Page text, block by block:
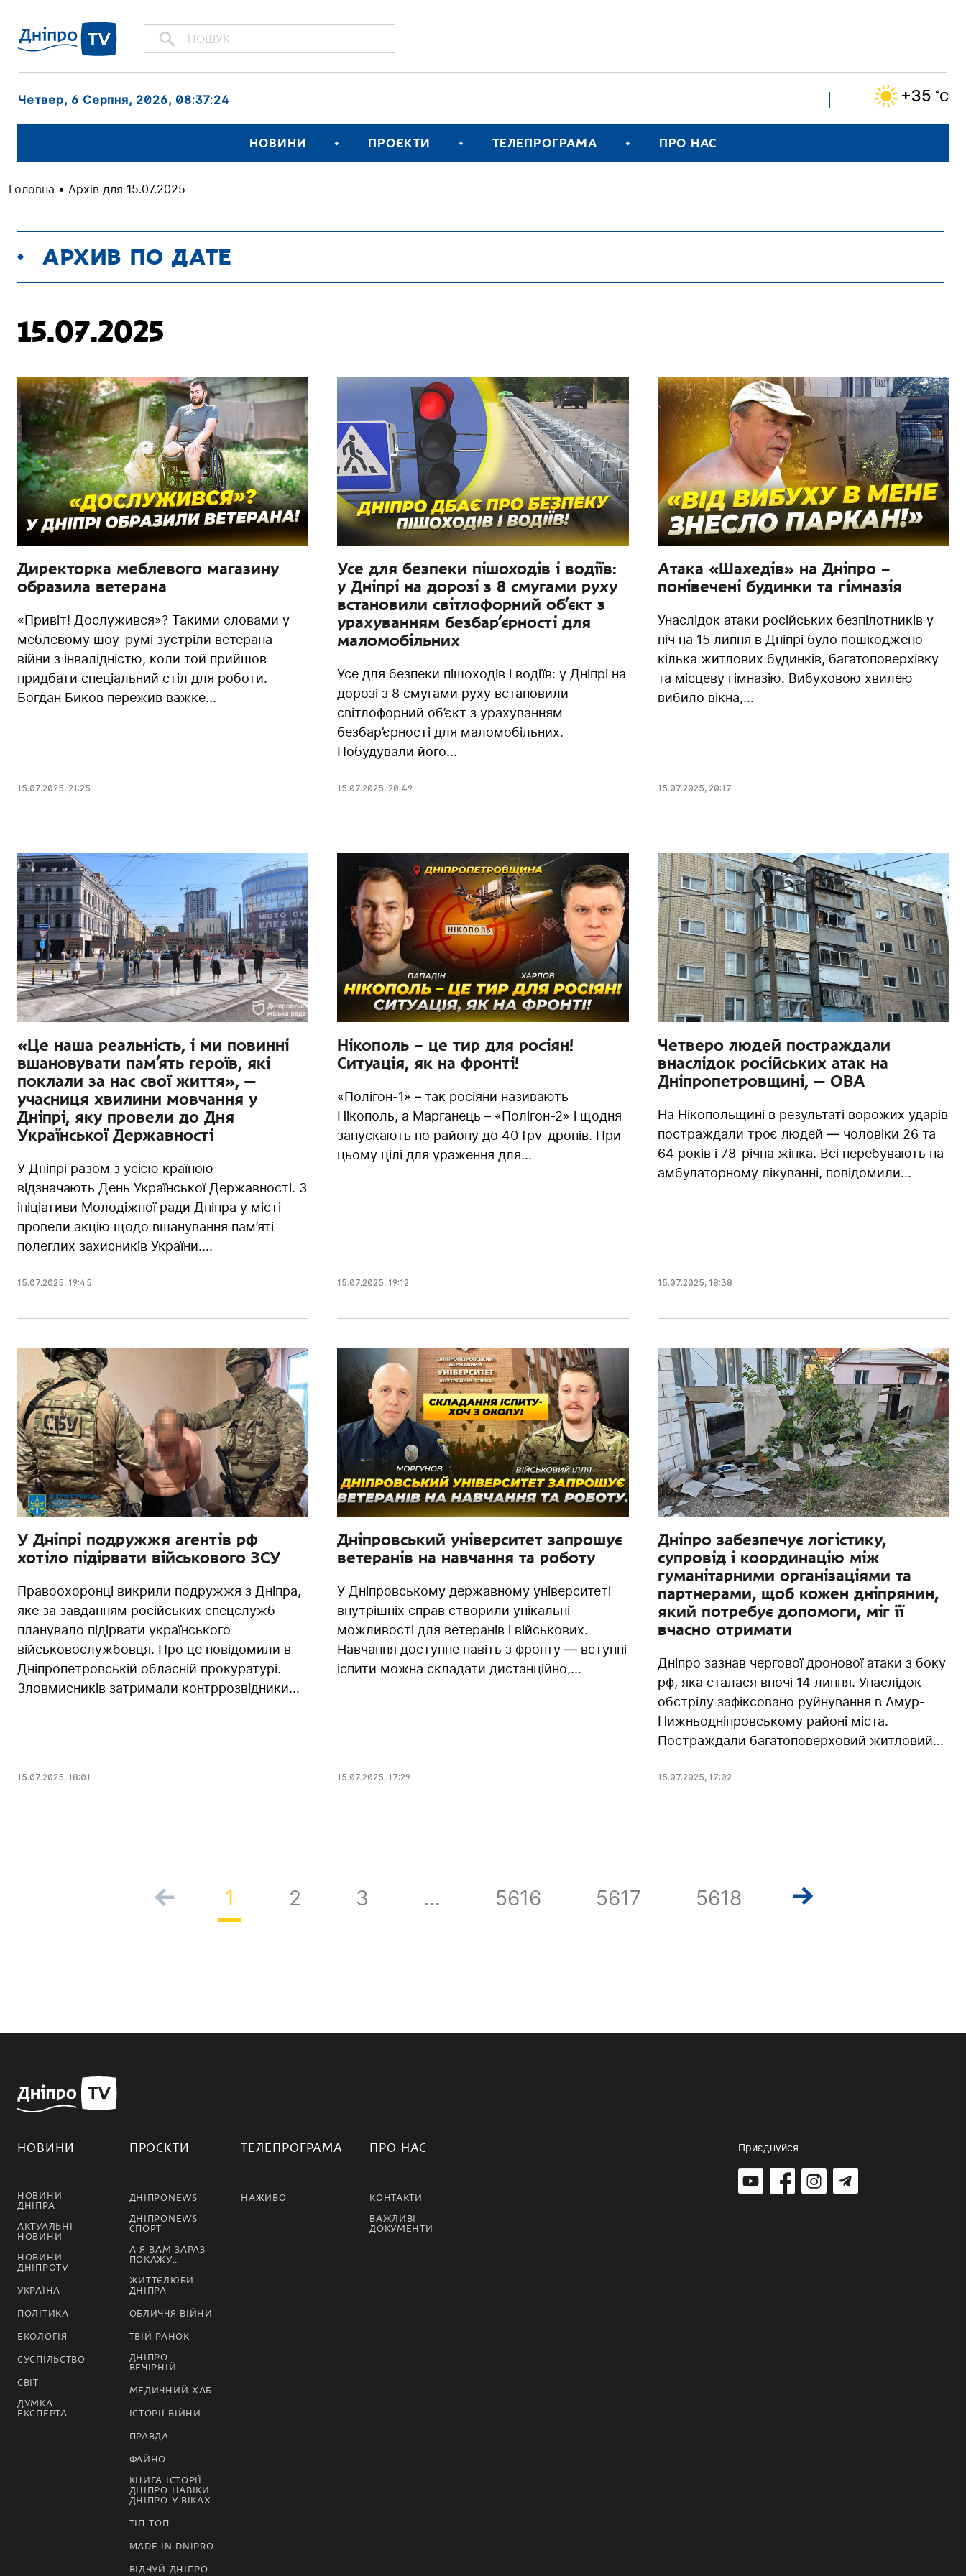
Четвер, 6 Серпня, 2026, 08:37:25 +35 ˚C
НОВИНИ ПРОЄКТИ ТЕЛЕПРОГРАМА ПРО НАС
Головна • Архів для 15.07.2025
АРХИВ ПО ДАТЕ
15.07.2025
Директорка меблевого магазину
образила ветерана
«Привіт! Дослужився»? Такими словами у
меблевому шоу-румі зустріли ветерана
війни з інвалідністю, коли той прийшов
придбати спеціальний стіл для роботи.
Богдан Биков пережив важке...
15.07.2025, 21:25
Усе для безпеки пішоходів і водіїв:
у Дніпрі на дорозі з 8 смугами руху
встановили світлофорний об’єкт з
урахуванням безбар’єрності для
маломобільних
Усе для безпеки пішоходів і водіїв: у Дніпрі на
дорозі з 8 смугами руху встановили
світлофорний об’єкт з урахуванням
безбар’єрності для маломобільних.
Побудували його...
15.07.2025, 20:49
Атака «Шахедів» на Дніпро –
понівечені будинки та гімназія
Унаслідок атаки російських безпілотників у
ніч на 15 липня в Дніпрі було пошкоджено
кілька житлових будинків, багатоповерхівку
та місцеву гімназію. Вибуховою хвилею
вибило вікна,...
15.07.2025, 20:17
«Це наша реальність, і ми повинні
вшановувати пам’ять героїв, які
поклали за нас свої життя», —
учасниця хвилини мовчання у
Дніпрі, яку провели до Дня
Української Державності
У Дніпрі разом з усією країною
відзначають День Української Державності. З
ініціативи Молодіжної ради Дніпра у місті
провели акцію щодо вшанування пам’яті
полеглих захисників України....
15.07.2025, 19:45
Нікополь – це тир для росіян!
Ситуація, як на фронті!
«Полігон-1» – так росіяни називають
Нікополь, а Марганець – «Полігон-2» і щодня
запускають по району до 40 fpv-дронів. При
цьому цілі для ураження для...
15.07.2025, 19:12
Четверо людей постраждали
внаслідок російських атак на
Дніпропетровщині, — ОВА
На Нікопольщині в результаті ворожих ударів
постраждали троє людей — чоловіки 26 та
64 років і 78-річна жінка. Всі перебувають на
амбулаторному лікуванні, повідомили...
15.07.2025, 18:38
У Дніпрі подружжя агентів рф
хотіло підірвати військового ЗСУ
Правоохоронці викрили подружжя з Дніпра,
яке за завданням російських спецслужб
планувало підірвати українського
військовослужбовця. Про це повідомили в
Дніпропетровській обласній прокуратурі.
Зловмисників затримали контррозвідники...
15.07.2025, 18:01
Дніпровський університет запрошує
ветеранів на навчання та роботу
У Дніпровському державному університеті
внутрішніх справ створили унікальні
можливості для ветеранів і військових.
Навчання доступне навіть з фронту — вступні
іспити можна складати дистанційно,...
15.07.2025, 17:29
Дніпро забезпечує логістику,
супровід і координацію між
гуманітарними організаціями та
партнерами, щоб кожен дніпрянин,
який потребує допомоги, міг її
вчасно отримати
Дніпро зазнав чергової дронової атаки з боку
рф, яка сталася вночі 14 липня. Унаслідок
обстрілу зафіксовано руйнування в Амур-
Нижньодніпровському районі міста.
Постраждали багатоповерховий житловий...
15.07.2025, 17:02
1 2 3 ... 5616 5617 5618
НОВИНИ
НОВИНИ
ДНІПРА
АКТУАЛЬНІ
НОВИНИ
НОВИНИ
ДНІПРОTV
УКРАЇНА
ПОЛІТИКА
ЕКОЛОГІЯ
СУСПІЛЬСТВО
СВІТ
ДУМКА
ЕКСПЕРТА
ПРОЄКТИ
ДНІПРОNEWS
ДНІПРОNEWS
СПОРТ
А Я ВАМ ЗАРАЗ
ПОКАЖУ…
ЖИТТЄЛЮБИ
ДНІПРА
ОБЛИЧЧЯ ВІЙНИ
ТВІЙ РАНОК
ДНІПРО
ВЕЧІРНІЙ
МЕДИЧНИЙ ХАБ
ІСТОРІЇ ВІЙНИ
ПРАВДА
ФАЙНО
КНИГА ІСТОРІЇ.
ДНІПРО НАВІКИ.
ДНІПРО У ВІКАХ
ТІП-ТОП
MADE IN DNIPRO
ВІДЧУЙ ДНІПРО
ТЕЛЕПРОГРАМА
НАЖИВО
ПРО НАС
КОНТАКТИ
ВАЖЛИВІ
ДОКУМЕНТИ
Приєднуйся